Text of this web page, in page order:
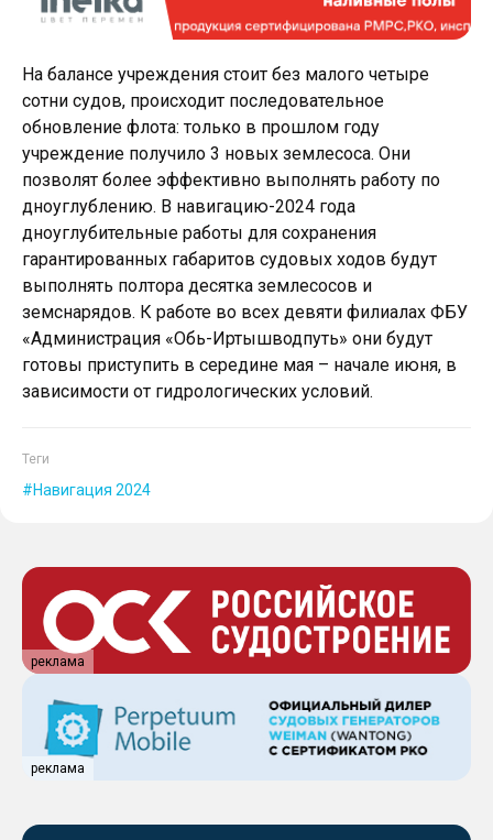
На балансе учреждения стоит без малого четыре
сотни судов, происходит последовательное
обновление флота: только в прошлом году
учреждение получило 3 новых землесоса. Они
позволят более эффективно выполнять работу по
дноуглублению. В навигацию-2024 года
дноуглубительные работы для сохранения
гарантированных габаритов судовых ходов будут
выполнять полтора десятка землесосов и
земснарядов. К работе во всех девяти филиалах ФБУ
«Администрация «Обь-Иртышводпуть» они будут
готовы приступить в середине мая – начале июня, в
зависимости от гидрологических условий.
Теги
Навигация 2024
реклама
реклама